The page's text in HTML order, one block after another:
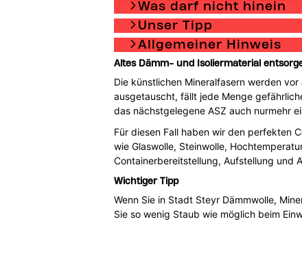
Was darf nicht hinein
Unser Tipp
Allgemeiner Hinweis
Altes Dämm- und Isoliermaterial
Die künstlichen Mineralfasern werden
ausgetauscht, fällt jede Menge
das nächstgelegene ASZ auch nurmehr
Für diesen Fall haben wir den perfekten
wie Glaswolle, Steinwolle,
Containerbereitstellung, Aufstellung und
Wichtiger Tipp
Wenn Sie in Stadt Steyr Dämmwolle,
Sie so wenig Staub wie möglich beim